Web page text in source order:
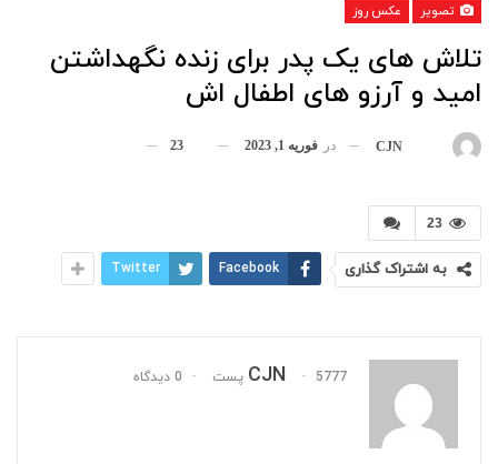
تصویر عکس روز
تلاش های یک پدر برای زنده نگهداشتن
امید و آرزو های اطفال اش
CJN در فوریه 1, 2023 23
23
به اشتراک گذاری Facebook
Twitter
CJN 5777 پست 0 دیدگاه